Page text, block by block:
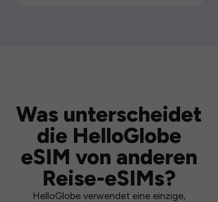
Was unterscheidet
die HelloGlobe
eSIM von anderen
Reise-eSIMs?
HelloGlobe verwendet eine einzige,